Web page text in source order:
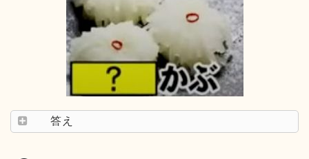
答え